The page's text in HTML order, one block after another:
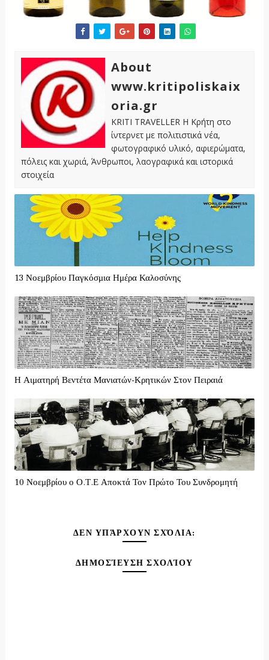
About
www.kritipoliskaix
oria.gr
KRITI TRAVELLER Η Κρήτη στο
ίντερνετ με πολιτιστικά νέα,
φωτογραφικό υλικό, αφιερώματα,
πόλεις και χωριά, Άνθρωποι, λαογραφικά και ιστορικά
στοιχεία
13 Νοεμβρίου Παγκόσμια Ημέρα Καλοσύνης
Η Αιματηρή Βεντέτα Μανιατών-Κρητικών Στον Πειραιά
10 Νοεμβρίου ο Ο.Τ.Ε Αποκτά Τον Πρώτο Του Συνδρομητή
ΔΕΝ ΥΠΆΡΧΟΥΝ ΣΧΌΛΙΑ:
ΔΗΜΟΣΊΕΥΣΗ ΣΧΟΛΊΟΥ